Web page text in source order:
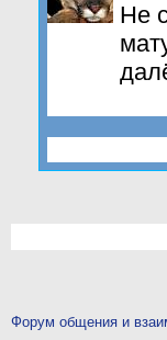
Не
Форум общения и